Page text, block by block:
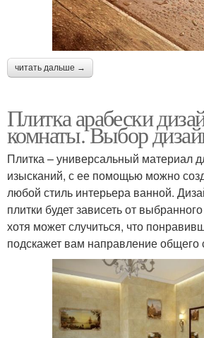
читать дальше →
Плитка арабески
комнаты. Выбор
Плитка – универсальный материал
изысканий, с ее помощью можно
любой стиль интерьера ванной.
плитки будет зависеть от
хотя может случиться, что
подскажет вам направление общего